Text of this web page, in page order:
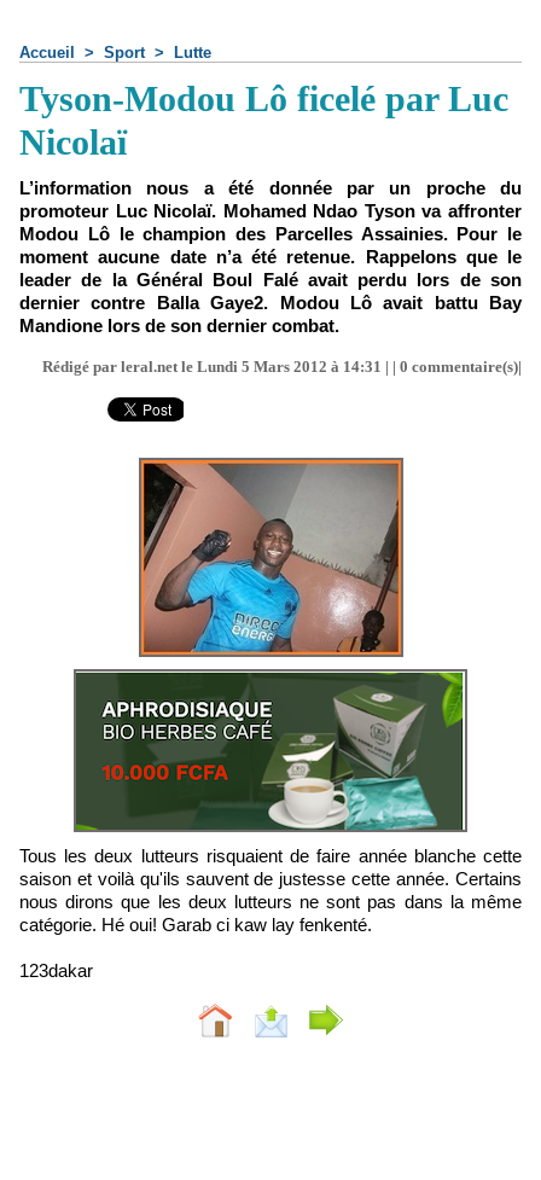
Accueil > Sport > Lutte
Tyson-Modou Lô ficelé par Luc
Nicolaï
L’information nous a été donnée par un proche du
promoteur Luc Nicolaï. Mohamed Ndao Tyson va affronter
Modou Lô le champion des Parcelles Assainies. Pour le
moment aucune date n’a été retenue. Rappelons que le
leader de la Général Boul Falé avait perdu lors de son
dernier contre Balla Gaye2. Modou Lô avait battu Bay
Mandione lors de son dernier combat.
Rédigé par leral.net le Lundi 5 Mars 2012 à 14:31 | | 0 commentaire(s)|
Tous les deux lutteurs risquaient de faire année blanche cette
saison et voilà qu'ils sauvent de justesse cette année. Certains
nous dirons que les deux lutteurs ne sont pas dans la même
catégorie. Hé oui! Garab ci kaw lay fenkenté.
123dakar